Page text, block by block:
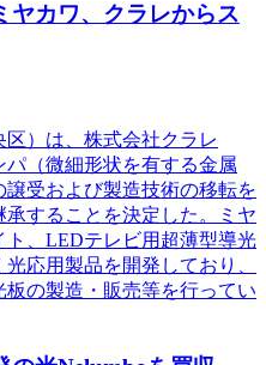
ヤカワ、クラレからス
）は、株式会社クラレ
パ（微細形状を有する金属
受および製造技術の移転を
することを決定した。ミヤ
、LEDテレビ用超薄型導光
応用製品を開発しており、
の製造・販売等を行ってい